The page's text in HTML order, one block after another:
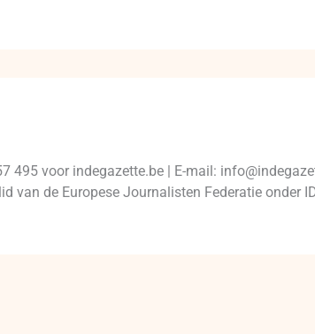
495 voor indegazette.be | E-mail:
van de Europese Journalisten Federatie onder